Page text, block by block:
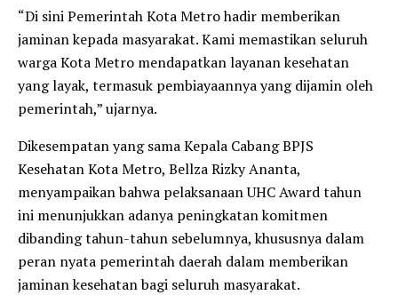
“Di sini Pemerintah Kota Metro hadir memberikan
jaminan kepada masyarakat. Kami memastikan seluruh
warga Kota Metro mendapatkan layanan kesehatan
yang layak, termasuk pembiayaannya yang dijamin oleh
pemerintah,” ujarnya.
Dikesempatan yang sama Kepala Cabang BPJS
Kesehatan Kota Metro, Bellza Rizky Ananta,
menyampaikan bahwa pelaksanaan UHC Award tahun
ini menunjukkan adanya peningkatan komitmen
dibanding tahun-tahun sebelumnya, khususnya dalam
peran nyata pemerintah daerah dalam memberikan
jaminan kesehatan bagi seluruh masyarakat.